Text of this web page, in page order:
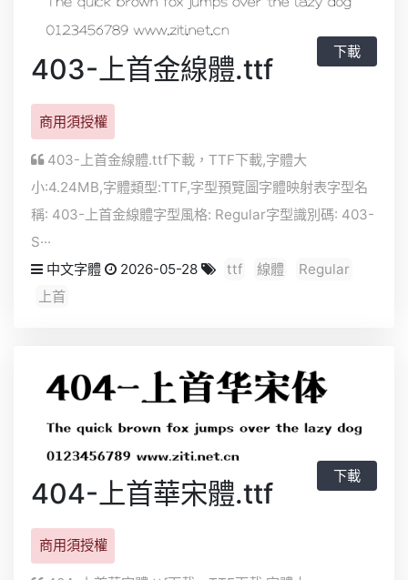
403-上首金線體.ttf
下載
商用須授權
403-上首金線體.ttf下載， TTF下載,字體大
小:4.24MB,字體類型:TTF,字型預覽圖字體映射表字型名
稱: 403-上首金線體字型風格: Regular字型識別碼: 403-
S···
中文字體
2026-05-28 ttf 線體
Regular
上首
404-上首華宋體.ttf
下載
商用須授權